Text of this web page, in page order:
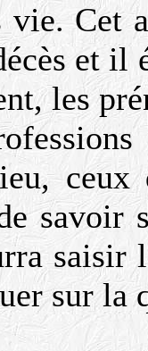
vie. Cet
et il
les
ceux
saisir
sur la